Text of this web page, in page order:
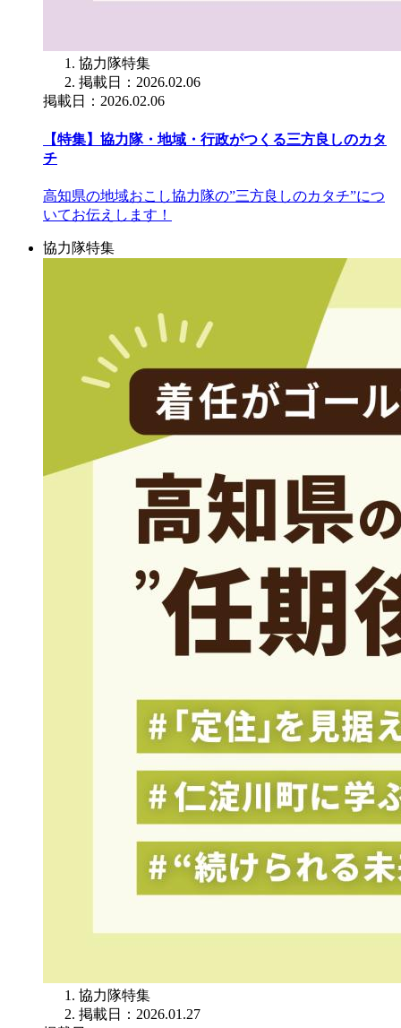
協力隊特集
掲載日：2026.02.06
掲載日：2026.02.06
【特集】協力隊・地域・行政がつくる三方良しのカタ
チ
高知県の地域おこし協力隊の”三方良しのカタチ”につ
いてお伝えします！
協力隊特集
協力隊特集
掲載日：2026.01.27